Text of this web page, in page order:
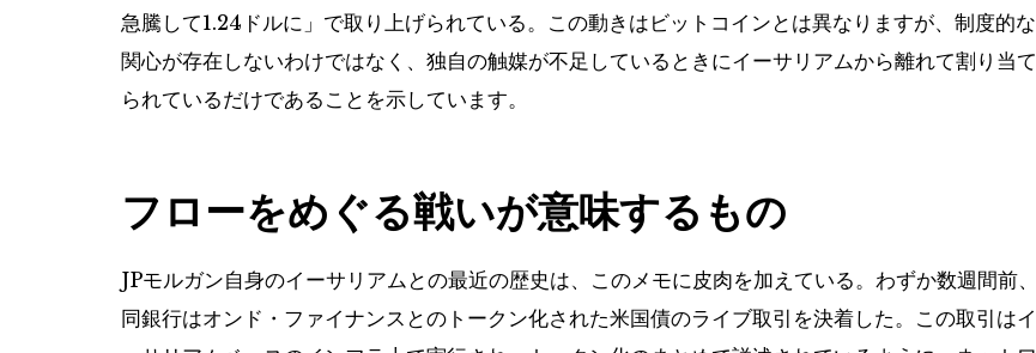
急騰して1.24ドルに」で取り上げられている。この動きはビットコインとは異なりますが、制度的な
関心が存在しないわけではなく、独自の触媒が不足しているときにイーサリアムから離れて割り当て
られているだけであることを示しています。
フローをめぐる戦いが意味するもの
JPモルガン自身のイーサリアムとの最近の歴史は、このメモに皮肉を加えている。わずか数週間前、
同銀行はオンド・ファイナンスとのトークン化された米国債のライブ取引を決着した。この取引はイ